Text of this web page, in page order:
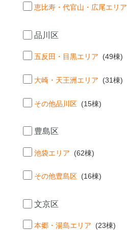
恵比寿・代官山・広尾エリア
品川区
五反田・目黒エリア (49棟)
大崎・天王洲エリア (31棟)
その他品川区 (15棟)
豊島区
池袋エリア (62棟)
その他豊島区 (16棟)
文京区
本郷・湯島エリア (23棟)